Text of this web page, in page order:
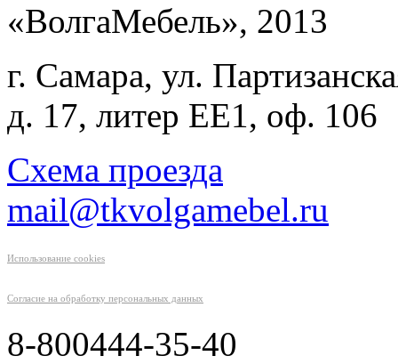
«ВолгаМебель», 2013
г. Самара, ул.
д. 17, литер ЕЕ1, оф. 106
Схема проезда
mail@tkvolgamebel.ru
Использование cookies
Согласие на обработку персональных данных
8-800444-35-40